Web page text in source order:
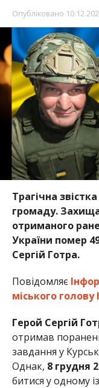
Опубліковано
Трагічна
громаду.
отриманого
України помер
Сергій Готра.
Повідомляє
міського
Герой Сергій
отримав
завдання у
Однак, 8 грудня
битися у одному